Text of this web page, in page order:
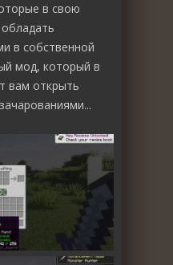
в свою
в собственной
мод, который в
вам открыть